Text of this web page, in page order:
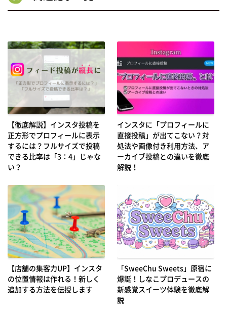
【徹底解説】インスタ投稿を
正方形でプロフィールに表示
するには？フルサイズで投稿
できる比率は「3：4」じゃな
い？
インスタに「プロフィールに
直接投稿」が出てこない？対
処法や画像付き利用方法、ア
ーカイブ投稿との違いを徹底
解説！
【店舗の集客力UP】インスタ
の位置情報は作れる！新しく
追加する方法を伝授します
「SweeChu Sweets」原宿に
爆誕！しなこプロデュースの
新感覚スイーツ体験を徹底解
説